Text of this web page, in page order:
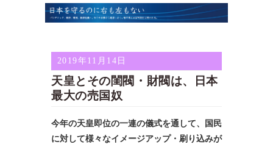
2019年11月14日
天皇とその閨閥・財閥は、日本
最大の売国奴
今年の天皇即位の一連の儀式を通して、国民
に対して様々なイメージアップ・刷り込みが